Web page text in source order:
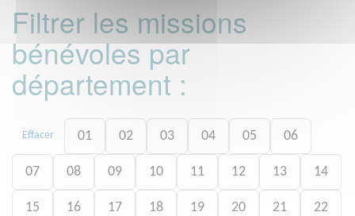
Filtrer les missions
bénévoles par
département :
Effacer 01 02 03 04 05 06
07 08 09 10 11 12 13 14
15 16 17 18 19 20 21 22